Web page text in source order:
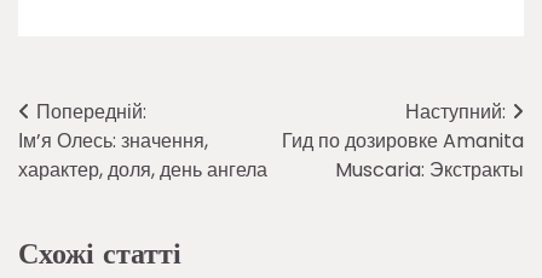
Навігація
записів
Попередній:
Ім’я Олесь: значення,
характер, доля, день ангела
Наступний:
Гид по дозировке Amanita
Muscaria: Экстракты
Схожі статті